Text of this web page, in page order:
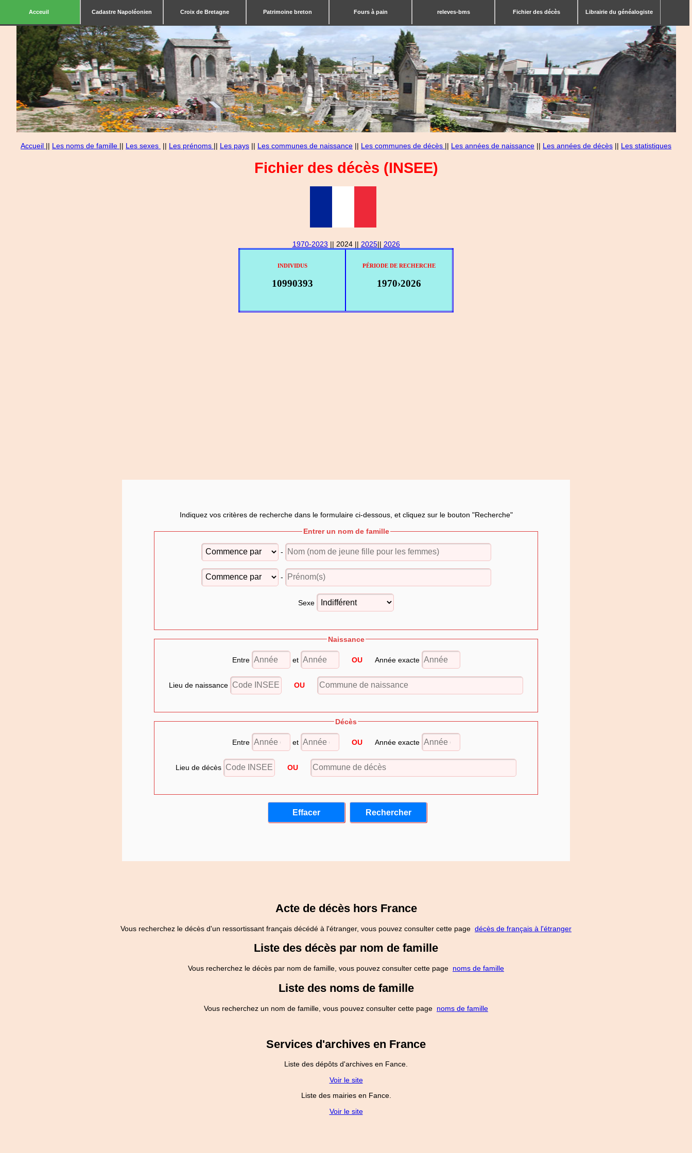
Acceuil Cadastre Napoléonien Croix de Bretagne Patrimoine breton Fours à pain releves-bms Fichier des décès Librairie du généalogiste
Accueil || Les noms de famille || Les sexes || Les prénoms || Les pays || Les communes de naissance || Les communes de décès || Les années de naissance || Les années de décès || Les statistiques
Fichier des décès (INSEE)
1970-2023 || 2024 || 2025|| 2026
INDIVIDUS
10990393
PÉRIODE DE RECHERCHE
1970›2026
Indiquez vos critères de recherche dans le formulaire ci-dessous, et cliquez sur le bouton "Recherche"
Entrer un nom de famille
-
-
Sexe
Naissance
Entre et OU Année exacte
Lieu de naissance OU
Décès
Entre et OU Année exacte
Lieu de décès OU
Acte de décès hors France
Vous recherchez le décès d'un ressortissant français décédé à l'étranger, vous pouvez consulter cette page décès de français à l'étranger
Liste des décès par nom de famille
Vous recherchez le décès par nom de famille, vous pouvez consulter cette page noms de famille
Liste des noms de famille
Vous recherchez un nom de famille, vous pouvez consulter cette page noms de famille
Services d'archives en France
Liste des dépôts d'archives en Fance.
Voir le site
Liste des mairies en Fance.
Voir le site